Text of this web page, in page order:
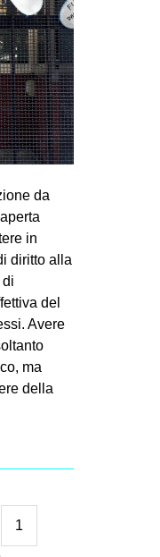
da
in
diritto alla
di
del
Avere
ma
della
1